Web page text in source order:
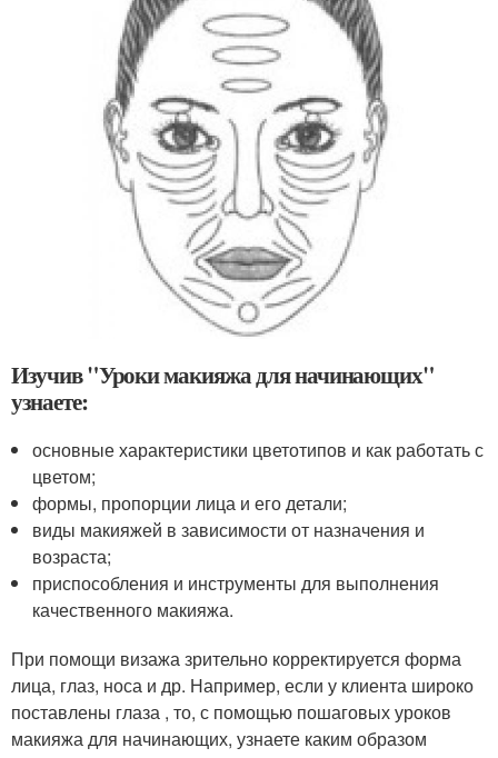
Изучив "Уроки макияжа для начинающих"
узнаете:
основные характеристики цветотипов и как работать с
цветом;
формы, пропорции лица и его детали;
виды макияжей в зависимости от назначения и
возраста;
приспособления и инструменты для выполнения
качественного макияжа.
При помощи визажа зрительно корректируется форма
лица, глаз, носа и др. Например, если у клиента широко
поставлены глаза , то, с помощью пошаговых уроков
макияжа для начинающих, узнаете каким образом